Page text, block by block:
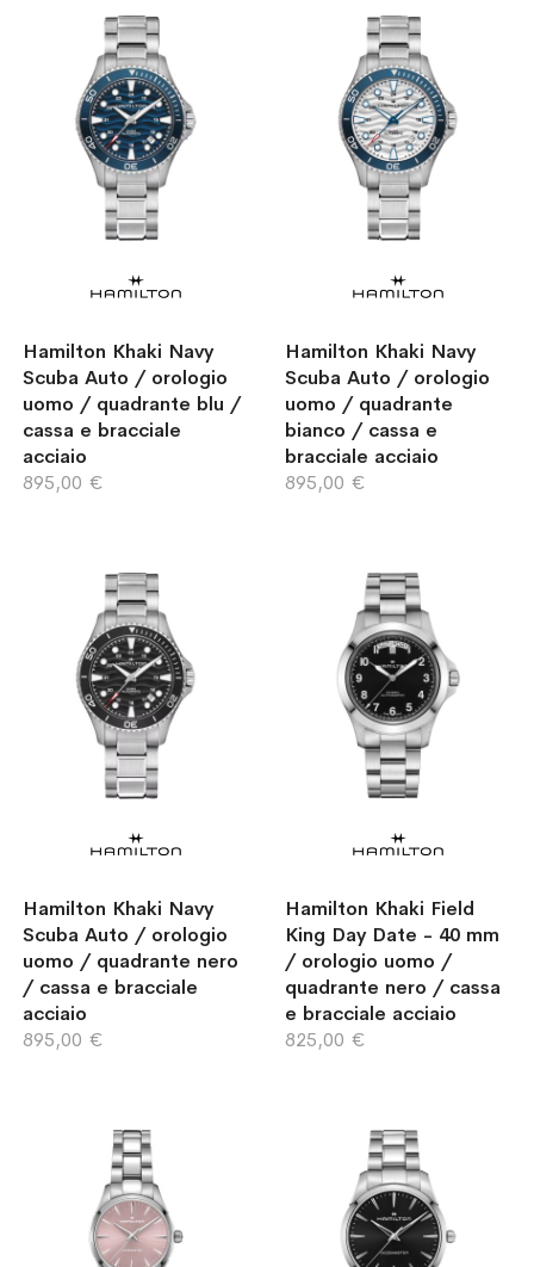
Hamilton Khaki Navy
Scuba Auto / orologio
uomo / quadrante blu /
cassa e bracciale
acciaio
895,00 €
Hamilton Khaki Navy
Scuba Auto / orologio
uomo / quadrante
bianco / cassa e
bracciale acciaio
895,00 €
Hamilton Khaki Navy
Scuba Auto / orologio
uomo / quadrante nero
/ cassa e bracciale
acciaio
895,00 €
Hamilton Khaki Field
King Day Date - 40 mm
/ orologio uomo /
quadrante nero / cassa
e bracciale acciaio
825,00 €